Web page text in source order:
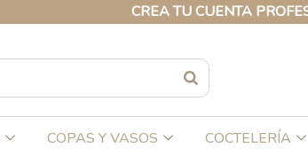
CREA TU CUENTA
COPAS Y VASOS COCTELERÍA